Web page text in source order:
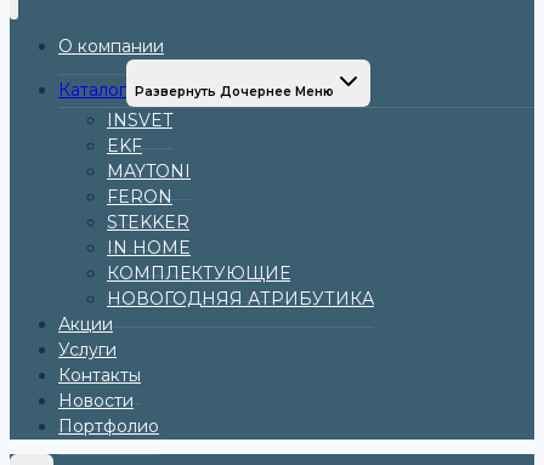
О компании
Каталог Развернуть Дочернее Меню
INSVET
EKF
MAYTONI
FERON
STEKKER
IN HOME
КОМПЛЕКТУЮЩИЕ
НОВОГОДНЯЯ АТРИБУТИКА
Акции
Услуги
Контакты
Новости
Портфолио